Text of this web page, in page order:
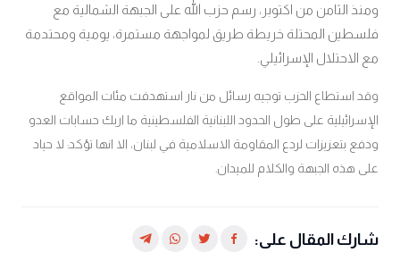
ومنذ الثامن من اكتوبر، رسم حزب الله على الجبهة الشمالية مع
فلسطين المحتلة خريطة طريق لمواجهة مستمرة، يومية ومحتدمة
مع الاحتلال الإسرائيلي.
وقد استطاع الحزب توجيه رسائل من نار استهدفت مئات المواقع
الإسرائيلية على طول الحدود اللبنانية الفلسطينية ما اربك حسابات العدو
ودفع بتعزيزات لردع المقاومة الاسلامية في لبنان، الا انها تؤكد: لا حياد
على هذه الجبهة والكلام للميدان.
شارك المقال على: